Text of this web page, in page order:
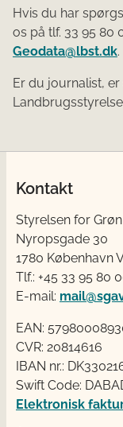
Hvis du har
os på tlf. 33 95 80
Geodata@lbst.dk.
Er du journalist,
Kontakt
Styrelsen for
Nyropsgade 30
1780 København
Tlf.: +45 33 95 80
E-mail:
EAN:
CVR: 20814616
IBAN nr.:
Swift Code:
Elektronisk